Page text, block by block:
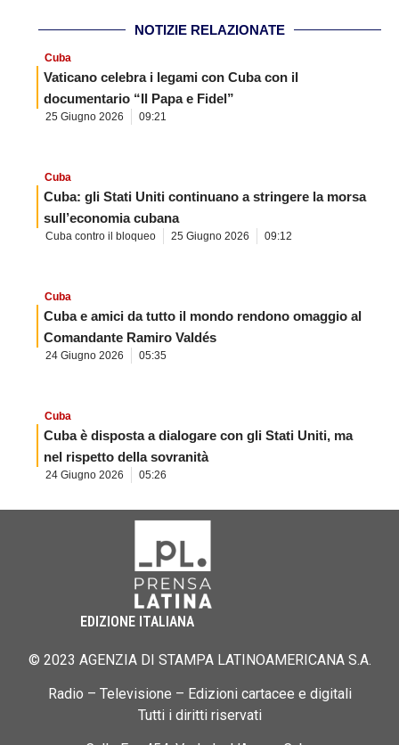
NOTIZIE RELAZIONATE
Cuba
Vaticano celebra i legami con Cuba con il
documentario “Il Papa e Fidel”
25 Giugno 2026 09:21
Cuba
Cuba: gli Stati Uniti continuano a stringere la morsa
sull’economia cubana
Cuba contro il bloqueo 25 Giugno 2026 09:12
Cuba
Cuba e amici da tutto il mondo rendono omaggio al
Comandante Ramiro Valdés
24 Giugno 2026 05:35
Cuba
Cuba è disposta a dialogare con gli Stati Uniti, ma
nel rispetto della sovranità
24 Giugno 2026 05:26
EDIZIONE ITALIANA
© 2023 AGENZIA DI STAMPA LATINOAMERICANA S.A.
Radio – Televisione – Edizioni cartacee e digitali
Tutti i diritti riservati